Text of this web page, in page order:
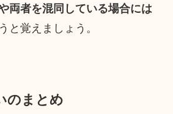
両者を混同している場合には
と覚えましょう。
のまとめ